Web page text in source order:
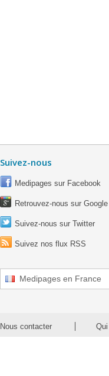
Suivez-nous
Medipages sur Facebook
Retrouvez-nous sur
Suivez-nous sur Twitter
Suivez nos flux RSS
Medipages en France
Nous contacter